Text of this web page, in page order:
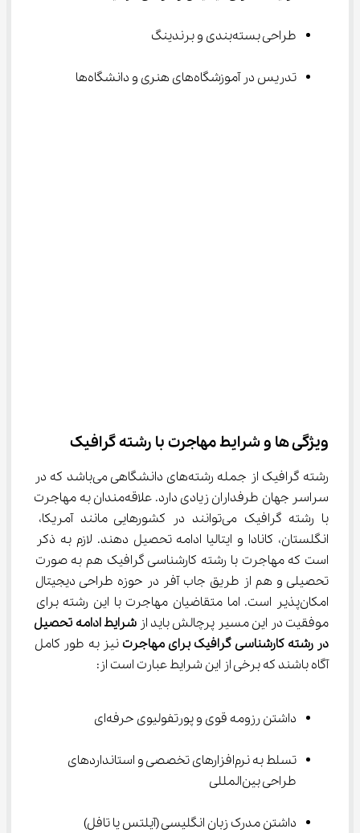
طراحی بسته‌بندی و برندینگ
تدریس در آموزشگاه‌های هنری و دانشگاه‌ها
ویژگی ها و شرایط مهاجرت با رشته گرافیک
رشته گرافیک از جمله رشته‌های دانشگاهی می‌باشد که در
سراسر جهان طرفداران زیادی دارد. علاقه‌مندان به مهاجرت
با رشته گرافیک می‌توانند در کشورهایی مانند آمریکا،
انگلستان، کانادا و ایتالیا ادامه تحصیل دهند. لازم به ذکر
است که مهاجرت با رشته کارشناسی گرافیک هم به صورت
تحصیلی و هم از طریق جاب آفر در حوزه طراحی دیجیتال
امکان‌پذیر است. اما متقاضیان مهاجرت با این رشته برای
موفقیت در این مسیر پرچالش باید از شرایط ادامه تحصیل
در رشته کارشناسی گرافیک برای مهاجرت نیز به طور کامل
آگاه باشند که برخی از این شرایط عبارت است از:
داشتن رزومه قوی و پورتفولیوی حرفه‌ای
تسلط به نرم‌افزارهای تخصصی و استانداردهای
طراحی بین‌المللی
داشتن مدرک زبان انگلیسی (آیلتس یا تافل)